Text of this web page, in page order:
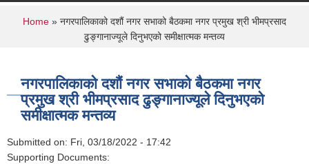
You are here
Home » नगरपालिकाको दशौं नगर सभाको बैठकमा नगर प्रमुख श्री भीमप्रसाद
ढुङ्‍गानाज्यूले दिनुभएको समीक्षात्मक मन्तव्य
नगरपालिकाको दशौं नगर सभाको बैठकमा नगर
प्रमुख श्री भीमप्रसाद ढुङ्‍गानाज्यूले दिनुभएको
समीक्षात्मक मन्तव्य
Submitted on: Fri, 03/18/2022 - 17:42
Supporting Documents: